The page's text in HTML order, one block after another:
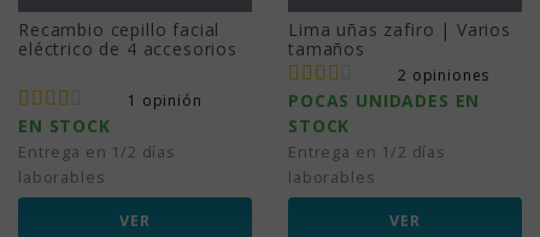
Recambio cepillo facial
eléctrico de 4 accesorios
1 opinión
EN STOCK
Entrega en 1/2 días
laborables
VER
Lima uñas zafiro | Varios
tamaños
2 opiniones
POCAS UNIDADES EN
STOCK
Entrega en 1/2 días
laborables
VER